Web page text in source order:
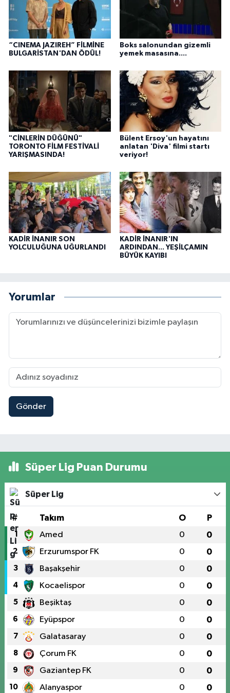
“CINEMA JAZIREH” FİLMİNE
BULGARİSTAN'DAN ÖDÜL!
Boks salonundan gizemli
yemek masasına....
"CİNLERİN DÜĞÜNÜ"
TORONTO FİLM FESTİVALİ
YARIŞMASINDA!
Bülent Ersoy'un hayatını
anlatan 'Diva' filmi startı
veriyor!
KADİR İNANIR SON
YOLCULUĞUNA UĞURLANDI
KADİR İNANIR'IN
ARDINDAN... YEŞİLÇAMIN
BÜYÜK KAYIBI
Yorumlar
Gönder
Süper Lig Puan Durumu
Süper Lig
# Takım O P
1 Amed 0 0
2 Erzurumspor FK 0 0
3 Başakşehir 0 0
4 Kocaelispor 0 0
5 Beşiktaş 0 0
6 Eyüpspor 0 0
7 Galatasaray 0 0
8 Çorum FK 0 0
9 Gaziantep FK 0 0
10 Alanyaspor 0 0